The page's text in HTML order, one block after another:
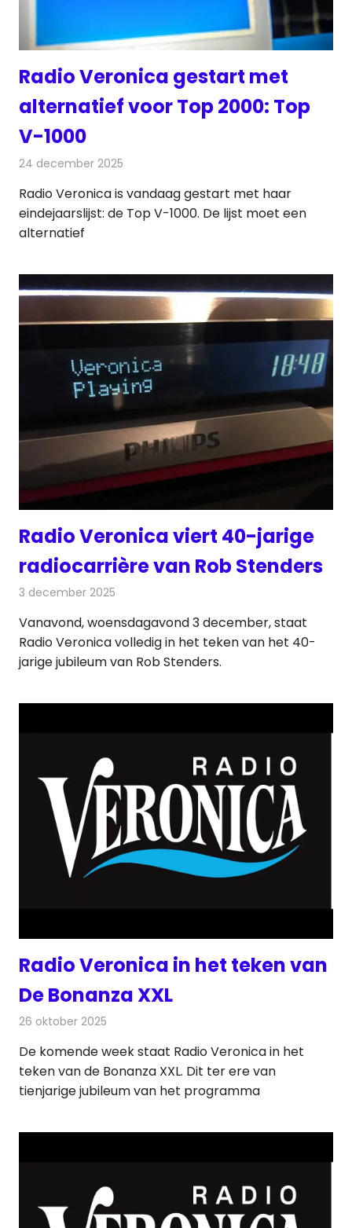
Radio Veronica gestart met
alternatief voor Top 2000: Top
V-1000
24 december 2025
Radio Veronica is vandaag gestart met haar
eindejaarslijst: de Top V-1000. De lijst moet een
alternatief
Radio Veronica viert 40-jarige
radiocarrière van Rob Stenders
3 december 2025
Vanavond, woensdagavond 3 december, staat
Radio Veronica volledig in het teken van het 40-
jarige jubileum van Rob Stenders.
Radio Veronica in het teken van
De Bonanza XXL
26 oktober 2025
De komende week staat Radio Veronica in het
teken van de Bonanza XXL. Dit ter ere van
tienjarige jubileum van het programma